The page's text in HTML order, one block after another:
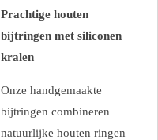
Prachtige houten
bijtringen met siliconen
kralen
Onze handgemaakte
bijtringen combineren
natuurlijke houten ringen